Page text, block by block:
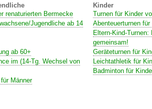
renaturierten Bermecke
Jugendliche ab 14
ab 60+
im (14-Tg. Wechsel von
Männer
Kinder
Turnen für Kinder
Abenteuerturnen
Eltern-Kind-
gemeinsam!
Geräteturnen für
Leichtathletik für
Badminton für